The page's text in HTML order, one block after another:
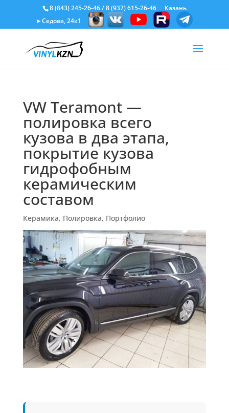
8 (843) 245-26-46/8 (937) 615-26-46
Казань
►Седова, 24к1
VW Teramont —
полировка всего
кузова в два этапа,
покрытие кузова
гидрофобным
керамическим
составом
Керамика, Полировка, Портфолио